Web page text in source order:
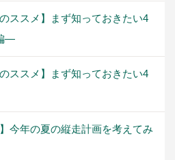
のススメ】まず知っておきたい4
―
のススメ】まず知っておきたい4
】今年の夏の縦走計画を考えてみ